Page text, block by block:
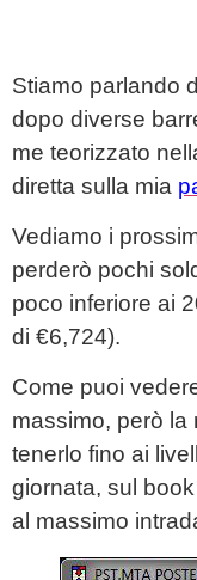
Stiamo parlando
dopo diverse
me teorizzato
diretta sulla mia
Vediamo i
perderò pochi
poco inferiore ai
di €6,724).
Come puoi
massimo, però la
tenerlo fino ai
giornata, sul
al massimo